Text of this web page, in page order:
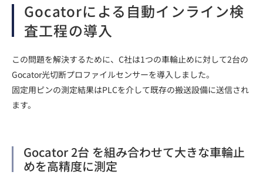
Gocatorによる自動インライン検
査工程の導入
この問題を解決するために、C社は1つの車輪止めに対して2台の
Gocator光切断プロファイルセンサーを導入しました。
固定用ピンの測定結果はPLCを介して既存の搬送設備に送信され
ます。
Gocator 2台 を組み合わせて大きな車輪止
めを高精度に測定